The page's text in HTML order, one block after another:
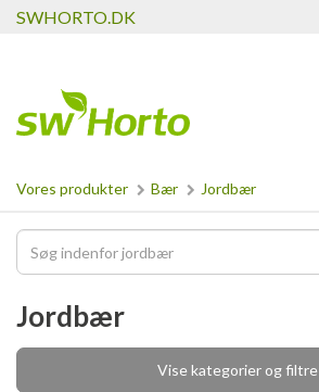
SWHORTO.DK
Vores produkter Bær Jordbær
Jordbær
Vise kategorier og filtre